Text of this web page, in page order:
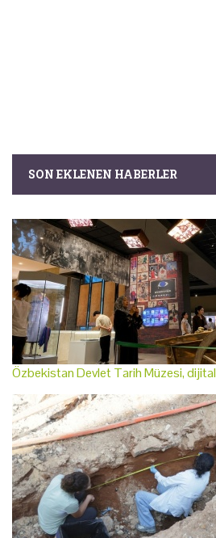
SON EKLENEN HABERLER
Özbekistan Devlet Tarih Müzesi,